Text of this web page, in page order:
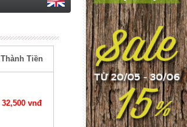
Thành Tiền
32,500 vnđ